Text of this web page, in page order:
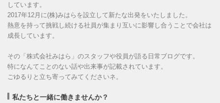
しています。
2017年12月に(株)みはらを設立して新たな出発をいたしました。
熱意を持って挑戦し続ける社員が集まり互いに影響し合うことで会社は
成長しています。
その「株式会社みはら」のスタッフや役員が語る日常ブログです。
特になんてことのない話や出来事が記載されています。
ごゆるりと立ち寄ってみてくださいネ。
私たちと一緒に働きませんか？